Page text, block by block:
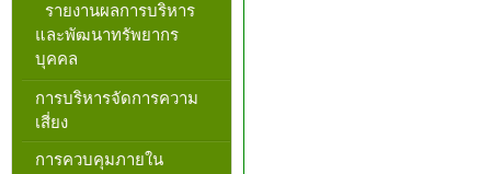
รายงานผลการบริหาร
และพัฒนาทรัพยากร
บุคคล
การบริหารจัดการความ
เสี่ยง
การควบคุมภายใน